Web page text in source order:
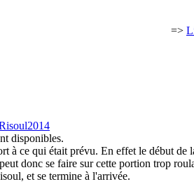
=>
disponibles.
à ce qui était prévu. En effet le début
donc se faire sur cette portion trop
et se termine à l'arrivée.